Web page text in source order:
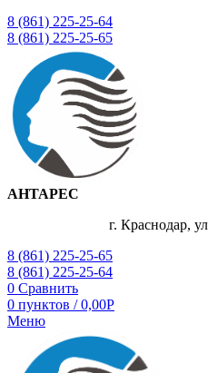
8 (861) 225-25-64
8 (861) 225-25-65
АНТАРЕС
г. Краснодар,
8 (861) 225-25-65
8 (861) 225-25-64
0 Сравнить
0 пунктов / 0,00Р
Меню